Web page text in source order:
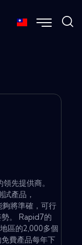
先提供商。
產品，
將準確，可行
。 Rapid7的
區的2,000多個
費產品每年下